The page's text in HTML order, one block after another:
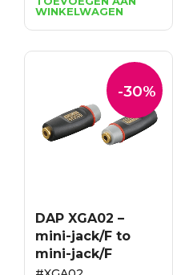
was:
€6.23.
is:
€4.36.
WINKELWAGEN
-30%
DAP XGA02 –
mini-jack/F to
mini-jack/F